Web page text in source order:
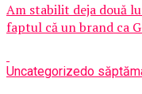
Am stabilit deja două
faptul că un brand ca
Uncategorizedo